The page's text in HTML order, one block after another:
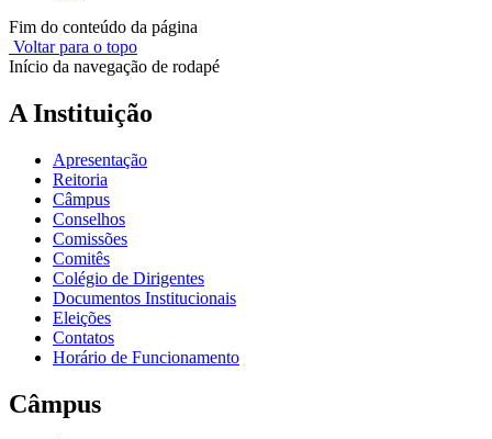
Fim do conteúdo da página
Voltar para o topo
Início da navegação de rodapé
A Instituição
Apresentação
Reitoria
Câmpus
Conselhos
Comissões
Comitês
Colégio de Dirigentes
Documentos Institucionais
Eleições
Contatos
Horário de Funcionamento
Câmpus